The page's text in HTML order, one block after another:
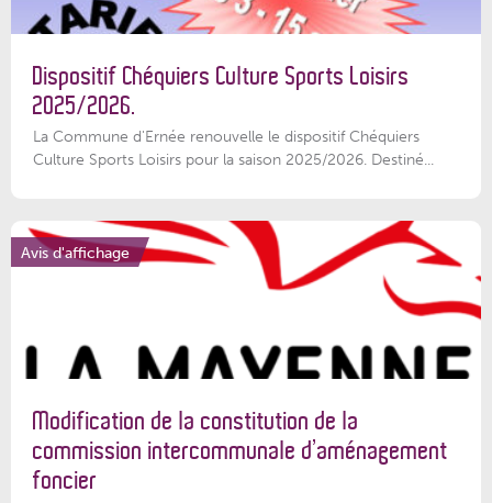
Dispositif Chéquiers Culture Sports Loisirs
2025/2026.
La Commune d'Ernée renouvelle le dispositif Chéquiers
Culture Sports Loisirs pour la saison 2025/2026. Destiné...
Avis d'affichage
Modification de la constitution de la
commission intercommunale d’aménagement
foncier